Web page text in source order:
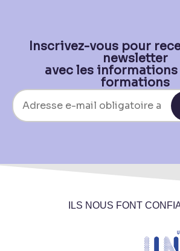
Inscrivez-vous pour
newsletter
avec les informations
formations
ILS NOUS FONT